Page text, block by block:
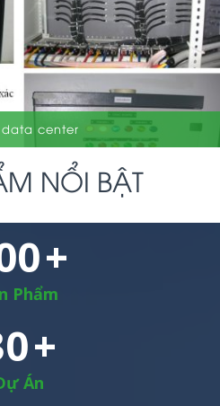
center
NỔI BẬT
Phẩm
Án